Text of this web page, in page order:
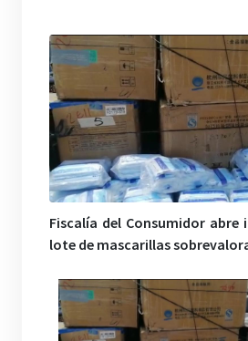
Fiscalía del Consumidor abre
lote de mascarillas